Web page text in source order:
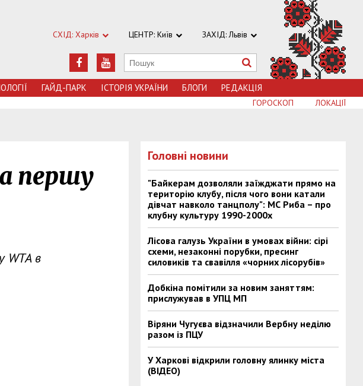
СХІД: Харків ЦЕНТР: Київ ЗАХІД: Львів
ГАЙД-ПАРК ІСТОРІЯ УКРАЇНИ БЛОГИ РЕДАКЦІЯ
ЛОКАЦІЇ
ГОРОСКОП
першу
WTA в
Головні новини
"Байкерам дозволяли заїжджати прямо на
територію клубу, після чого вони катали
дівчат навколо танцполу": МС Риба – про
клубну культуру 1990-2000х
Лісова галузь України в умовах війни: сірі
схеми, незаконні порубки, пресинг
силовиків та свавілля «чорних лісорубів»
Добкіна помітили за новим заняттям:
прислужував в УПЦ МП
Віряни Чугуєва відзначили Вербну неділю
разом із ПЦУ
У Харкові відкрили головну ялинку міста
(ВІДЕО)